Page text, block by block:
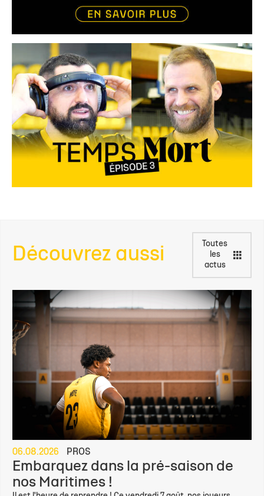
Découvrez aussi
Toutes
les
actus
06.08.2026 PROS
Embarquez dans la pré-saison de
nos Maritimes !